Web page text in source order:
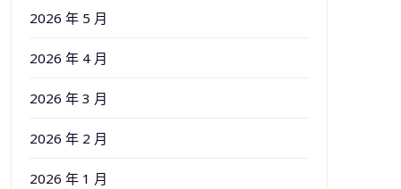
2026 年 5 月
2026 年 4 月
2026 年 3 月
2026 年 2 月
2026 年 1 月